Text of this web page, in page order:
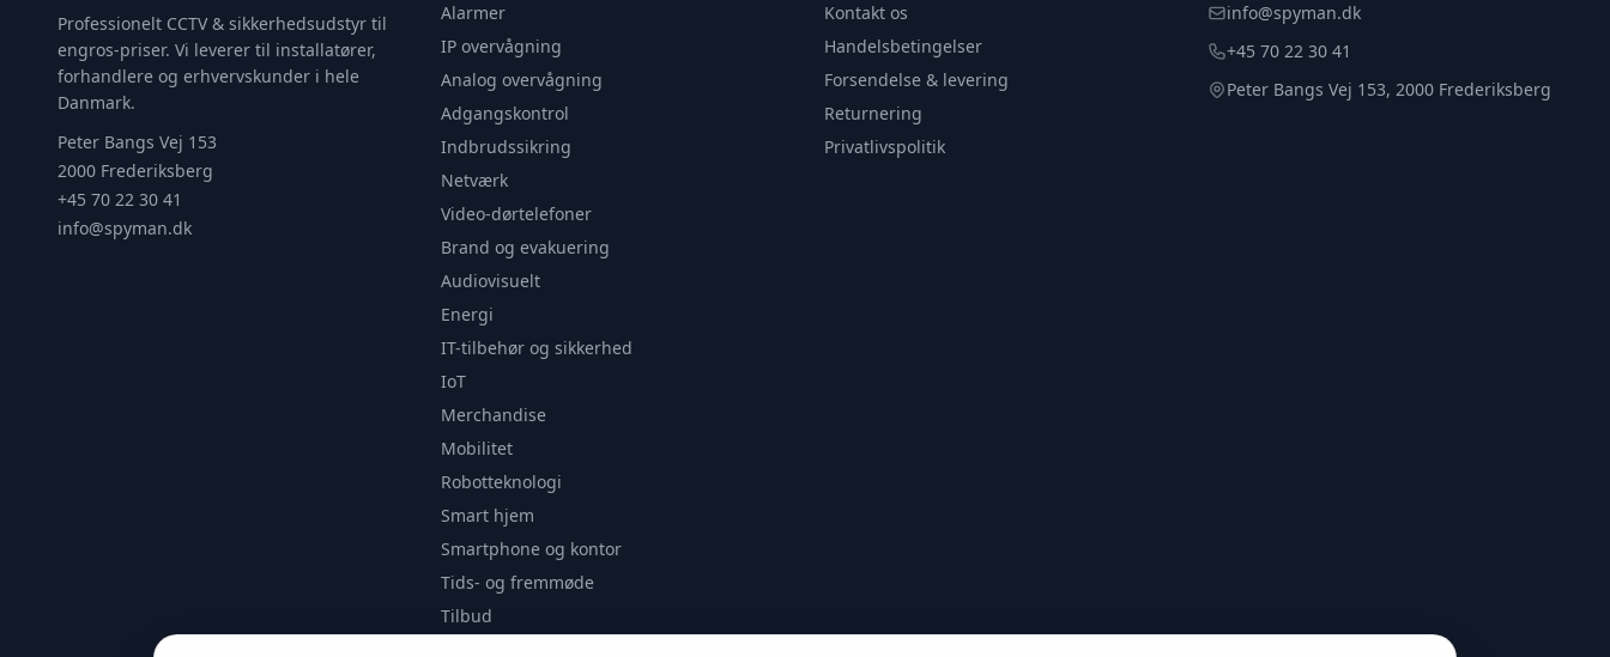
Professionelt CCTV & sikkerhedsudstyr til
engros-priser. Vi leverer til installatører,
forhandlere og erhvervskunder i hele
Danmark.
Peter Bangs Vej 153
2000 Frederiksberg
+45 70 22 30 41
info@spyman.dk
Alarmer
IP overvågning
Analog overvågning
Adgangskontrol
Indbrudssikring
Netværk
Video-dørtelefoner
Brand og evakuering
Audiovisuelt
Energi
IT-tilbehør og sikkerhed
IoT
Merchandise
Mobilitet
Robotteknologi
Smart hjem
Smartphone og kontor
Tids- og fremmøde
Tilbud
Kontakt os
Handelsbetingelser
Forsendelse & levering
Returnering
Privatlivspolitik
info@spyman.dk
+45 70 22 30 41
Peter Bangs Vej 153, 2000 Frederiksberg